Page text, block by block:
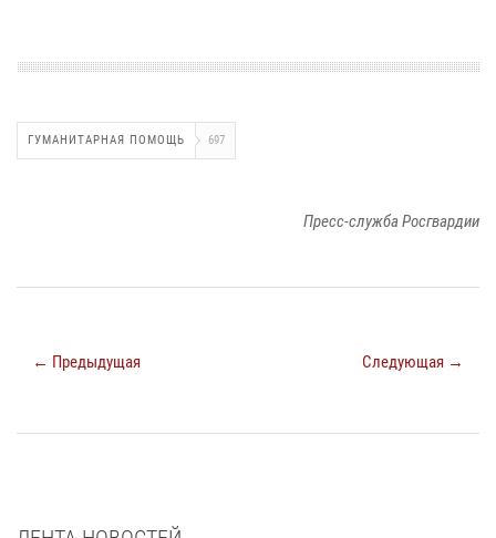
ГУМАНИТАРНАЯ ПОМОЩЬ 697
Пресс-служба Росгвардии
← Предыдущая Следующая →